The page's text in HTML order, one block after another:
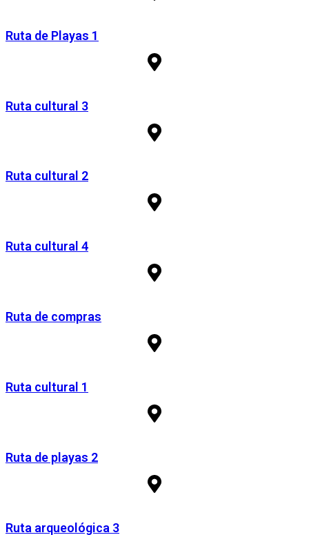
Ruta de Playas 1
Ruta cultural 3
Ruta cultural 2
Ruta cultural 4
Ruta de compras
Ruta cultural 1
Ruta de playas 2
Ruta arqueológica 3